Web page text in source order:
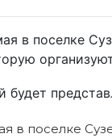
в поселке
в поселке